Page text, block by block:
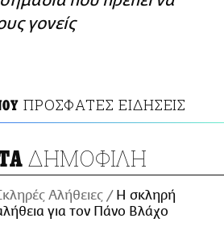
γονείς
ΠΡΟΣΦΑΤΕΣ ΕΙΔΗΣΕΙΣ
ΔΗΜΟΦΙΛΗ
Αλήθειες
H σκληρή
για τον Πάνο Βλάχο